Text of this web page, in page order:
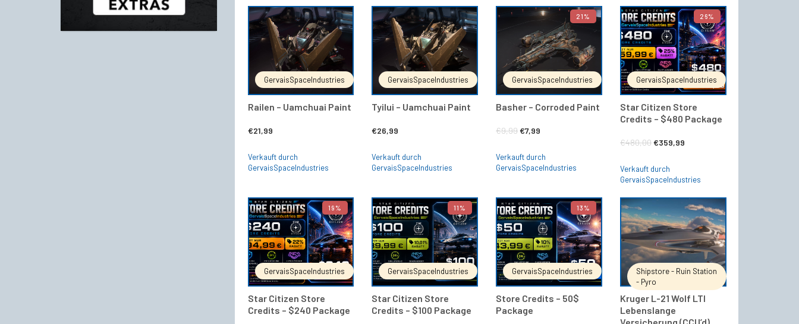
GervaisSpaceIndustries
Railen – Uamchuai Paint
€21,99
IN DEN WARENKORB
Verkauft durch
GervaisSpaceIndustries
GervaisSpaceIndustries
Tyilui – Uamchuai Paint
€26,99
IN DEN WARENKORB
Verkauft durch
GervaisSpaceIndustries
21%
GervaisSpaceIndustries
Basher – Corroded Paint
€9,99Ursprünglicher
war:
€7,99
ist:
IN DEN WARENKORB
Verkauft durch
GervaisSpaceIndustries
26%
GervaisSpaceIndustries
Star Citizen Store
Credits – $480 Package
€480,00Ursprünglicher
war:
€480,00
€359,99
ist:
€359,99.
IN DEN WARENKORB
Verkauft durch
GervaisSpaceIndustries
19%
GervaisSpaceIndustries
Star Citizen Store
Credits – $240 Package
IN DEN WARENKORB
11%
GervaisSpaceIndustries
Star Citizen Store
Credits – $100 Package
IN DEN WARENKORB
13%
GervaisSpaceIndustries
Store Credits – 50$
Package
IN DEN WARENKORB
Shipstore - Ruin Station
- Pyro
Kruger L-21 Wolf LTI
Lebenslange
IN DEN WARENKORB